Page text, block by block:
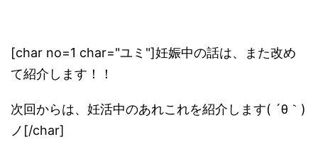
[char no=1 char="ユミ"]妊娠中の話は、また改め
て紹介します！！
次回からは、妊活中のあれこれを紹介します( ´θ｀)
ノ[/char]